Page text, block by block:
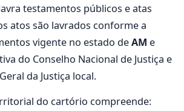
testamentos públicos e atas
atos são lavrados conforme a
vigente no estado deAM e
do Conselho Nacional de Justiça e
da Justiça local.
do cartório compreende: